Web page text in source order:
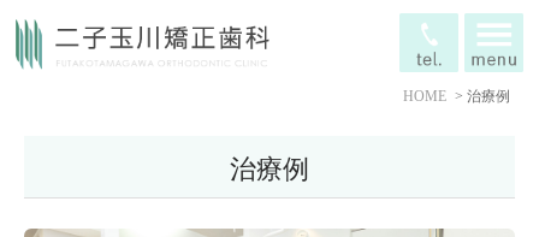
HOME 治療例
治療例